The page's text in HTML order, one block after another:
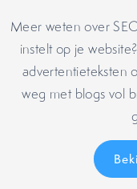
Meer weten over
instelt op je
advertentieteksten
weg met blogs vol